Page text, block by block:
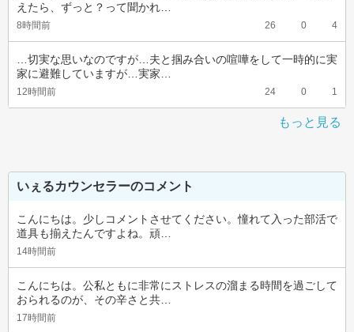
えたら、ずっと？って聞かれ…
8時間前 26 0 4
…切実な思いなのですが…夫と掴み合いの喧嘩をして一時的に実
家に避難していますが…実家…
12時間前 24 0 1
もっと見る
いぇるカウンセラーのコメント
こんにちは。少しコメントさせてください。憧れて入った部活で
道具も揃えたんですよね。頑…
14時間前
こんにちは。公私ともに非常にストレスの溜まる時間を過ごして
おられるのが、その辛さと共…
17時間前